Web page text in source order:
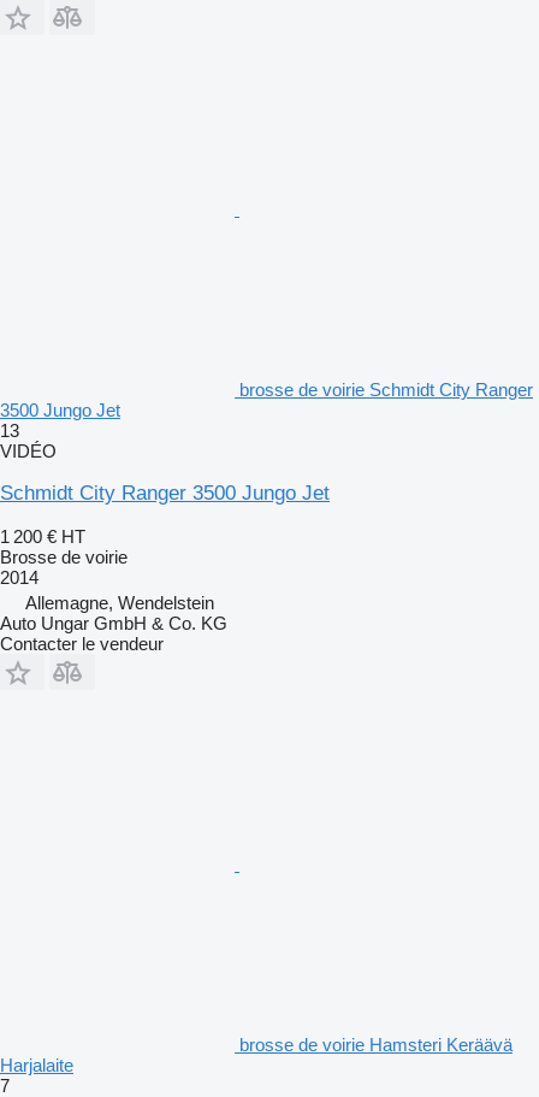
brosse de voirie Schmidt City Ranger
3500 Jungo Jet
13
VIDÉO
Schmidt City Ranger 3500 Jungo Jet
1 200 € HT
Brosse de voirie
2014
Allemagne, Wendelstein
Auto Ungar GmbH & Co. KG
Contacter le vendeur
brosse de voirie Hamsteri Keräävä
Harjalaite
7